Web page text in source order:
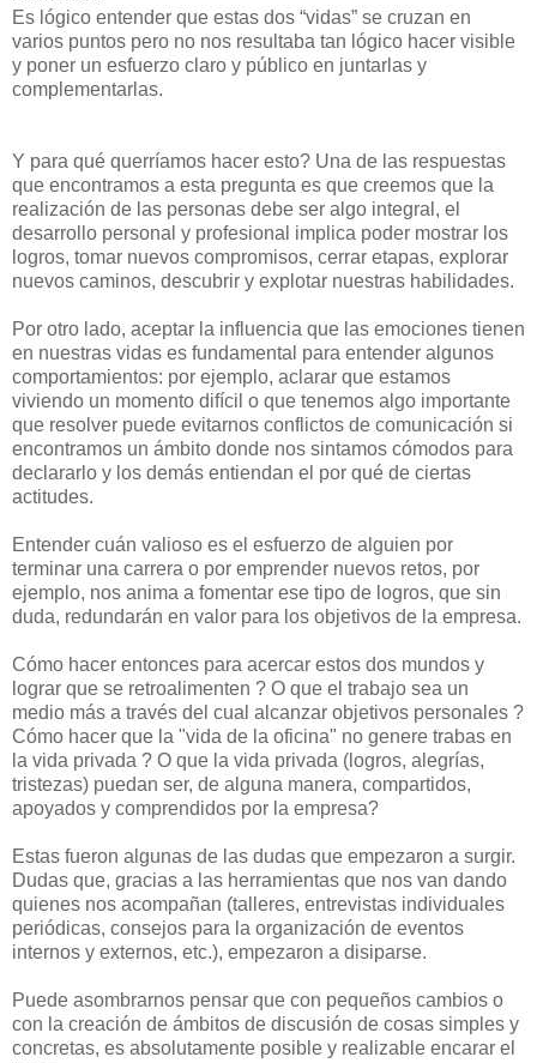
Es lógico entender que estas dos “vidas” se cruzan en
varios puntos pero no nos resultaba tan lógico hacer visible
y poner un esfuerzo claro y público en juntarlas y
complementarlas.
Y para qué querríamos hacer esto? Una de las respuestas
que encontramos a esta pregunta es que creemos que la
realización de las personas debe ser algo integral, el
desarrollo personal y profesional implica poder mostrar los
logros, tomar nuevos compromisos, cerrar etapas, explorar
nuevos caminos, descubrir y explotar nuestras habilidades.
Por otro lado, aceptar la influencia que las emociones tienen
en nuestras vidas es fundamental para entender algunos
comportamientos: por ejemplo, aclarar que estamos
viviendo un momento difícil o que tenemos algo importante
que resolver puede evitarnos conflictos de comunicación si
encontramos un ámbito donde nos sintamos cómodos para
declararlo y los demás entiendan el por qué de ciertas
actitudes.
Entender cuán valioso es el esfuerzo de alguien por
terminar una carrera o por emprender nuevos retos, por
ejemplo, nos anima a fomentar ese tipo de logros, que sin
duda, redundarán en valor para los objetivos de la empresa.
Cómo hacer entonces para acercar estos dos mundos y
lograr que se retroalimenten ? O que el trabajo sea un
medio más a través del cual alcanzar objetivos personales ?
Cómo hacer que la "vida de la oficina" no genere trabas en
la vida privada ? O que la vida privada (logros, alegrías,
tristezas) puedan ser, de alguna manera, compartidos,
apoyados y comprendidos por la empresa?
Estas fueron algunas de las dudas que empezaron a surgir.
Dudas que, gracias a las herramientas que nos van dando
quienes nos acompañan (talleres, entrevistas individuales
periódicas, consejos para la organización de eventos
internos y externos, etc.), empezaron a disiparse.
Puede asombrarnos pensar que con pequeños cambios o
con la creación de ámbitos de discusión de cosas simples y
concretas, es absolutamente posible y realizable encarar el